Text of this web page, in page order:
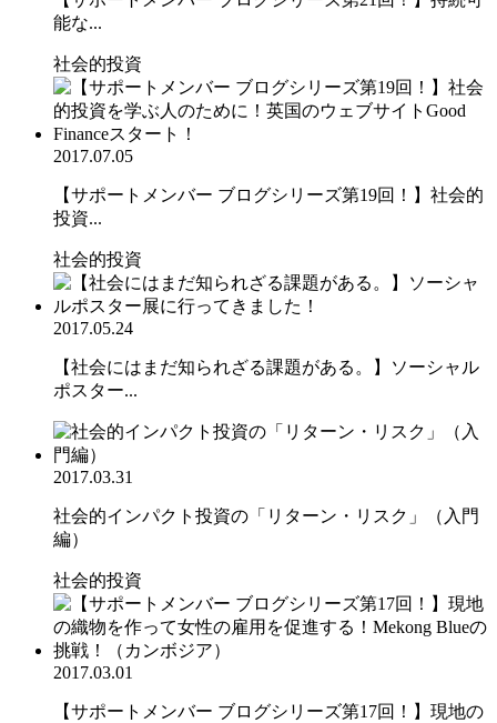
能な...
社会的投資
2017.07.05
【サポートメンバー ブログシリーズ第19回！】社会的
投資...
社会的投資
2017.05.24
【社会にはまだ知られざる課題がある。】ソーシャル
ポスター...
2017.03.31
社会的インパクト投資の「リターン・リスク」（入門
編）
社会的投資
2017.03.01
【サポートメンバー ブログシリーズ第17回！】現地の